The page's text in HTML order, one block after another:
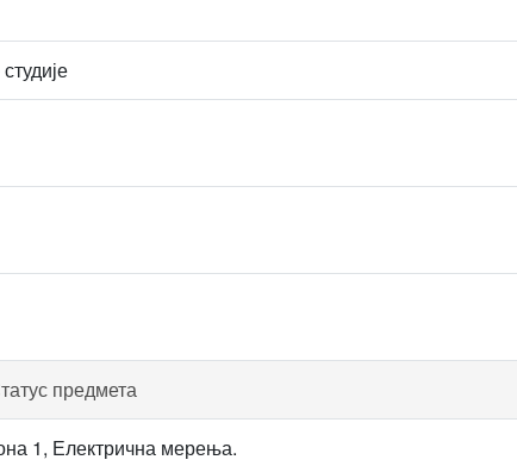
предмета
1, Електрична мерења.